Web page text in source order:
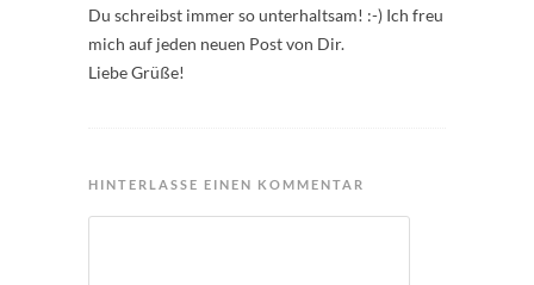
Du schreibst immer so unterhaltsam! :-) Ich freu
mich auf jeden neuen Post von Dir.
Liebe Grüße!
HINTERLASSE EINEN KOMMENTAR